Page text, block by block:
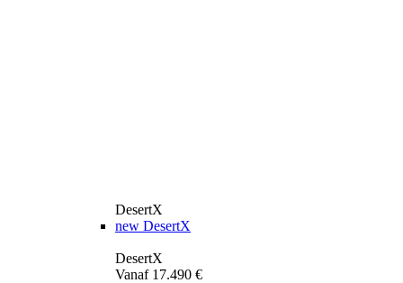
DesertX
new DesertX
DesertX
Vanaf 17.490 €